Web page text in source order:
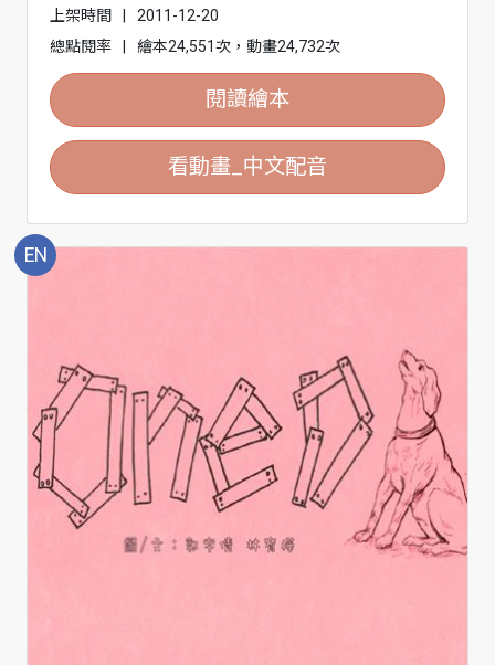
上架時間 |
2011-12-20
總點閱率
| 繪本24,551次，動畫24,732次
閱讀繪本
看動畫_中文配音
EN